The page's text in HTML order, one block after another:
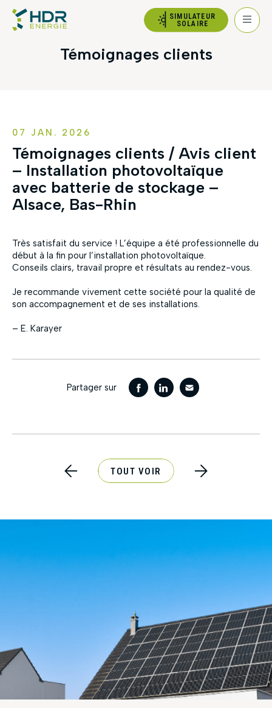
SIMULATEUR
SOLAIRE
Témoignages clients
07 JAN. 2026
Témoignages clients / Avis client
– Installation photovoltaïque
avec batterie de stockage –
Alsace, Bas-Rhin
Très satisfait du service ! L’équipe a été professionnelle du
début à la fin pour l’installation photovoltaïque.
Conseils clairs, travail propre et résultats au rendez-vous.
Je recommande vivement cette société pour la qualité de
son accompagnement et de ses installations.
– E. Karayer
Partager sur
TOUT VOIR